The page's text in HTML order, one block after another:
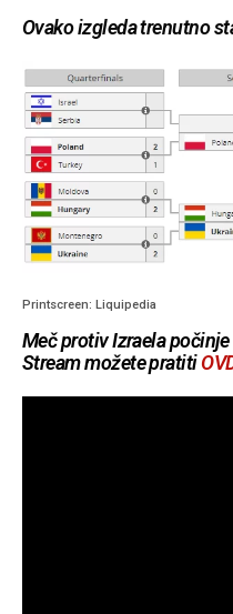
Ovako izgleda trenutno
Printscreen: Liquipedia
Meč protiv Izraela
Stream možete pratiti